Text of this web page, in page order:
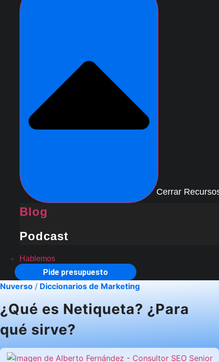
Cerrar
Blog
Podcast
Hablemos
Pide presupuesto
Nuverso / Diccionarios de Marketing
¿Qué es Netiqueta? ¿Para
qué sirve?